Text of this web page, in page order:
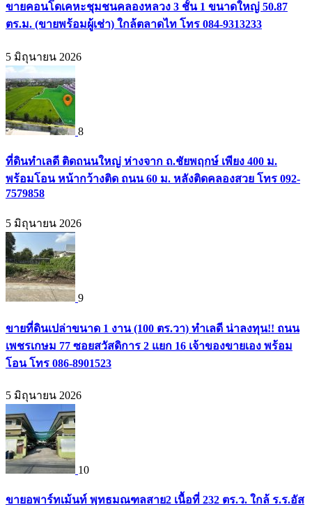
ขายคอนโดเคหะชุมชนคลองหลวง 3 ชั้น 1 ขนาดใหญ่ 50.87
ตร.ม. (ขายพร้อมผู้เช่า) ใกล้ตลาดไท โทร 084-9313233
5 มิถุนายน 2026
8
ที่ดินทำเลดี ติดถนนใหญ่ ห่างจาก ถ.ชัยพฤกษ์ เพียง 400 ม.
พร้อมโอน หน้ากว้างติด ถนน 60 ม. หลังติดคลองสวย โทร 092-
7579858
5 มิถุนายน 2026
9
ขายที่ดินเปล่าขนาด 1 งาน (100 ตร.วา) ทำเลดี น่าลงทุน!! ถนน
เพชรเกษม 77 ซอยสวัสดิการ 2 แยก 16 เจ้าของขายเอง พร้อม
โอน โทร 086-8901523
5 มิถุนายน 2026
10
ขายอพาร์ทเม้นท์ พุทธมณฑลสาย2 เนื้อที่ 232 ตร.ว. ใกล้ ร.ร.อัส